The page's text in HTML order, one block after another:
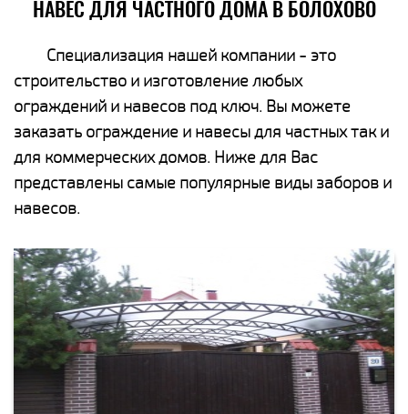
НАВЕС ДЛЯ ЧАСТНОГО ДОМА В БОЛОХОВО
Специализация нашей компании - это
строительство и изготовление любых
ограждений и навесов под ключ. Вы можете
заказать ограждение и навесы для частных так и
для коммерческих домов. Ниже для Вас
представлены самые популярные виды заборов и
навесов.